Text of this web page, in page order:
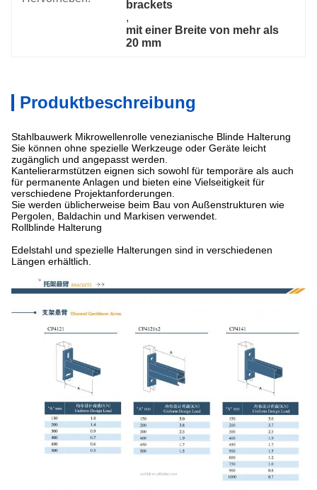
brackets
,
mit einer Breite von mehr als
20 mm
Produktbeschreibung
Stahlbauwerk Mikrowellenrolle venezianische Blinde Halterung
Sie können ohne spezielle Werkzeuge oder Geräte leicht
zugänglich und angepasst werden.
Kantelierarmstützen eignen sich sowohl für temporäre als auch
für permanente Anlagen und bieten eine Vielseitigkeit für
verschiedene Projektanforderungen.
Sie werden üblicherweise beim Bau von Außenstrukturen wie
Pergolen, Baldachin und Markisen verwendet.
Rollblinde Halterung
Edelstahl und spezielle Halterungen sind in verschiedenen
Längen erhältlich.